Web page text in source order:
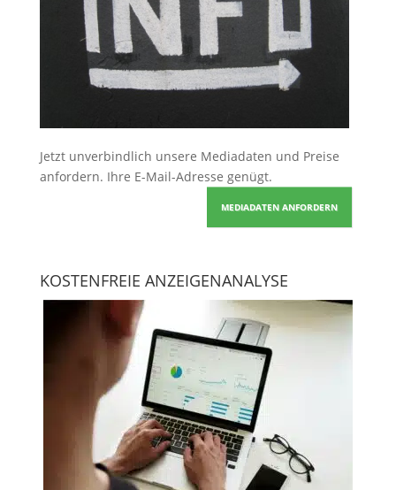
Jetzt unverbindlich unsere Mediadaten und Preise
anfordern. Ihre E-Mail-Adresse genügt.
MEDIADATEN ANFORDERN
KOSTENFREIE ANZEIGENANALYSE